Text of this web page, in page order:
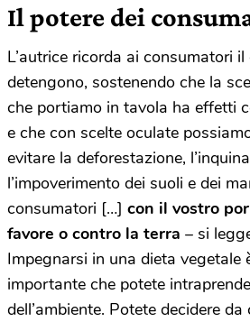
Il potere dei
L’autrice ricorda ai consumatori
detengono, sostenendo che la
che portiamo in tavola ha effetti
e che con scelte oculate
evitare la deforestazione,
l’impoverimento dei suoli e dei
consumatori […] con il vostro
favore o contro la terra – si
Impegnarsi in una dieta vegetale
importante che potete
dell’ambiente. Potete decidere